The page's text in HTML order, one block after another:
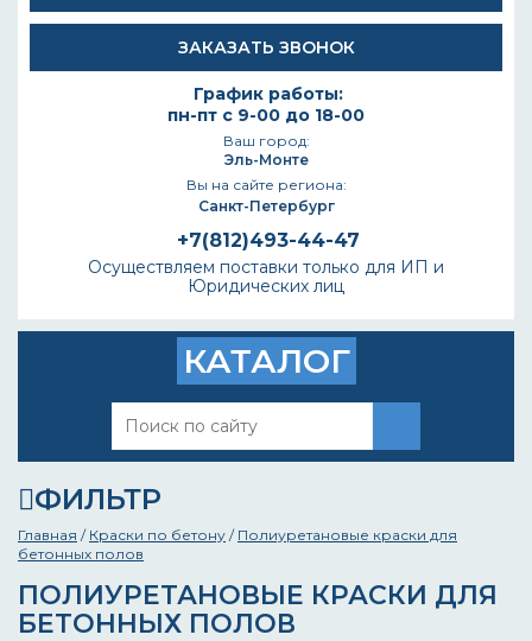
ЗАКАЗАТЬ ЗВОНОК
График работы:
пн-пт с 9-00 до 18-00
Ваш город:
Эль-Монте
Вы на сайте региона:
Санкт-Петербург
+7(812)493-44-47
Осуществляем поставки только для ИП и
Юридических лиц
КАТАЛОГ
ФИЛЬТР
Главная / Краски по бетону / Полиуретановые краски для
бетонных полов
ПОЛИУРЕТАНОВЫЕ КРАСКИ ДЛЯ
БЕТОННЫХ ПОЛОВ